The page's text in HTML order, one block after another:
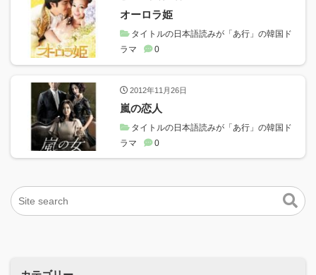
オーロラ姫
タイトルの日本語読みが「あ行」の韓国ド
ラマ
0
2012年11月26日
嵐の恋人
タイトルの日本語読みが「あ行」の韓国ド
ラマ
0